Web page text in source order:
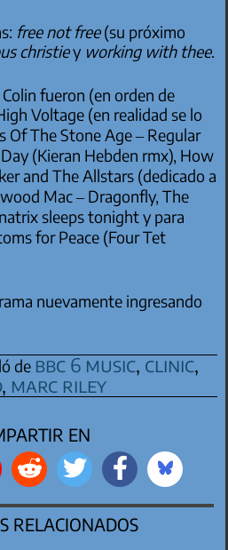
free not free(su próximo
christiey working with thee.
fueron (en orden de
Voltage (en realidad se lo
Of The Stone Age – Regular
(Kieran Hebden rmx), How
and The Allstars (dedicado a
Mac – Dragonfly, The
sleeps tonight y para
for Peace (Four Tet
nuevamente ingresando
de bbc 6 music, clinic,
, marc riley
EN
RELACIONADOS